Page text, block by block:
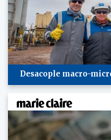
Desacople macro-